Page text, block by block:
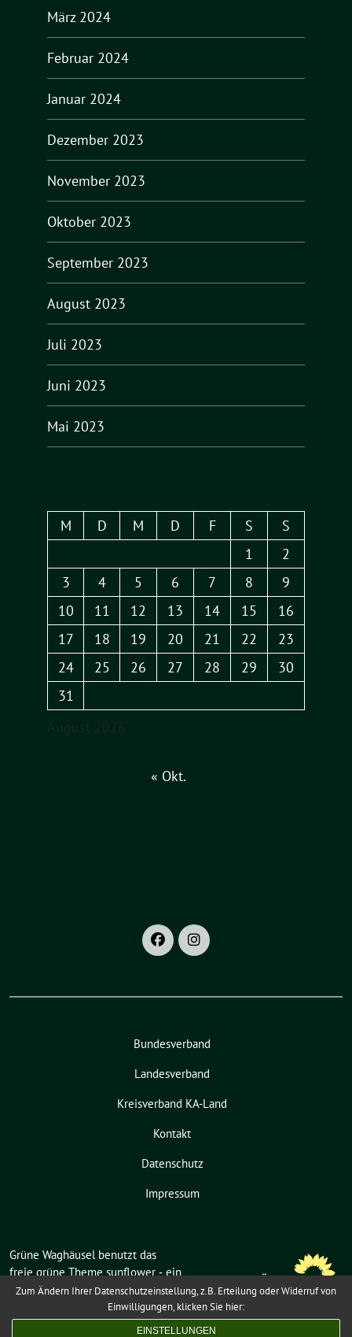
März 2024
Februar 2024
Januar 2024
Dezember 2023
November 2023
Oktober 2023
September 2023
August 2023
Juli 2023
Juni 2023
Mai 2023
August 2026
M D M D F S
S
1
2
3
4 5 6 7 8
9
10
11 12 13 14 15
16
17
18 19 20 21 22
23
24
25 26 27 28 29
30
31
« Okt.
Bundesverband
Landesverband
Kreisverband KA-Land
Kontakt
Datenschutz
Impressum
Grüne Waghäusel benutzt das
freie grüne Theme sunflower ‐ ein
Angebot derverdigado eG.
Zum Ändern Ihrer Datenschutzeinstellung, z.B. Erteilung oder Widerruf von
Einwilligungen, klicken Sie hier:
EINSTELLUNGEN